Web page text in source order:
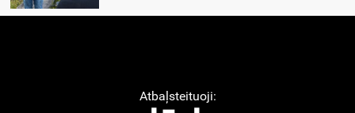
Atbaļsteituoji: